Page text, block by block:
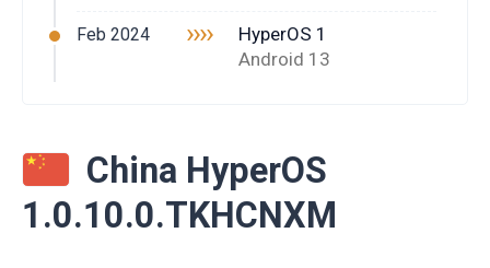
Feb 2024 ››››
HyperOS 1
Android 13
China HyperOS
1.0.10.0.TKHCNXM